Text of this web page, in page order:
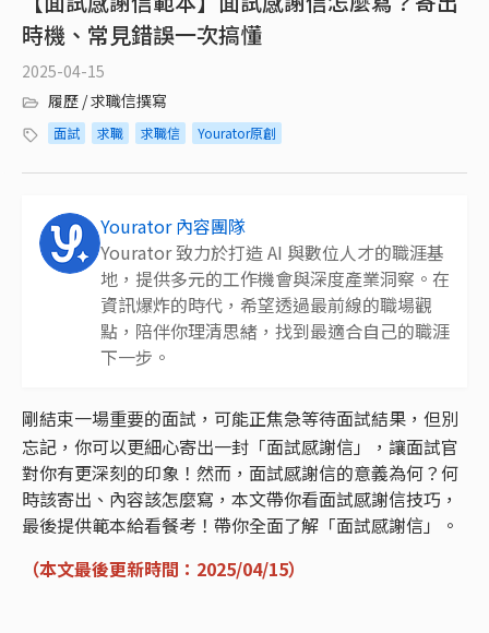
時機、常見錯誤一次搞懂
2025-04-15
履歷 / 求職信撰寫
面試 求職 求職信 Yourator原創
Yourator 內容團隊
Yourator 致力於打造 AI 與數位人才的職涯基
地，提供多元的工作機會與深度產業洞察。在
資訊爆炸的時代，希望透過最前線的職場觀
點，陪伴你理清思緒，找到最適合自己的職涯
下一步。
剛結束一場重要的面試，可能正焦急等待面試結果，但別
忘記，你可以更細心寄出一封「面試感謝信」，讓面試官
對你有更深刻的印象！然而，面試感謝信的意義為何？何
時該寄出、內容該怎麼寫，本文帶你看面試感謝信技巧，
最後提供範本給看餐考！帶你全面了解「面試感謝信」。
（本文最後更新時間：2025/04/15）